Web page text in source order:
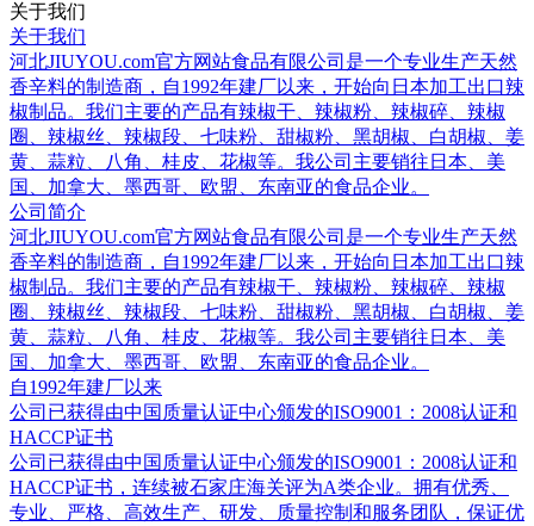
关于我们
关于我们
河北JIUYOU.com官方网站食品有限公司是一个专业生产天然
香辛料的制造商，自1992年建厂以来，开始向日本加工出口辣
椒制品。我们主要的产品有辣椒干、辣椒粉、辣椒碎、辣椒
圈、辣椒丝、辣椒段、七味粉、甜椒粉、黑胡椒、白胡椒、姜
黄、蒜粒、八角、桂皮、花椒等。我公司主要销往日本、美
国、加拿大、墨西哥、欧盟、东南亚的食品企业。
公司简介
河北JIUYOU.com官方网站食品有限公司是一个专业生产天然
香辛料的制造商，自1992年建厂以来，开始向日本加工出口辣
椒制品。我们主要的产品有辣椒干、辣椒粉、辣椒碎、辣椒
圈、辣椒丝、辣椒段、七味粉、甜椒粉、黑胡椒、白胡椒、姜
黄、蒜粒、八角、桂皮、花椒等。我公司主要销往日本、美
国、加拿大、墨西哥、欧盟、东南亚的食品企业。
自1992年建厂以来
公司已获得由中国质量认证中心颁发的ISO9001：2008认证和
HACCP证书
公司已获得由中国质量认证中心颁发的ISO9001：2008认证和
HACCP证书，连续被石家庄海关评为A类企业。拥有优秀、
专业、严格、高效生产、研发、质量控制和服务团队，保证优